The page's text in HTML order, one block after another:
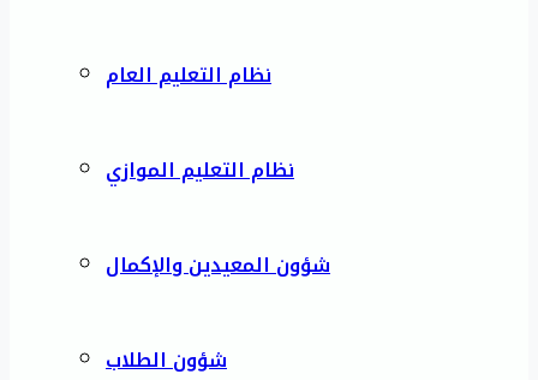
نظام التعليم العام
نظام التعليم الموازي
شؤون المعيدين والإكمال
شؤون الطلاب